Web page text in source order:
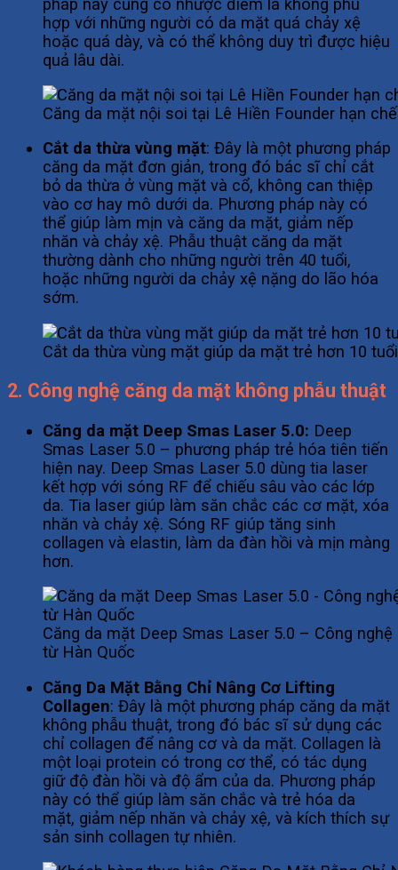
hợp với những người có da mặt quá chảy xệ
hoặc quá dày, và có thể không duy trì được hiệu
quả lâu dài.
Căng da mặt nội soi tại Lê Hiền Founder hạn
Cắt da thừa vùng mặt: Đây là một phương pháp
căng da mặt đơn giản, trong đó bác sĩ chỉ cắt
bỏ da thừa ở vùng mặt và cổ, không can thiệp
vào cơ hay mô dưới da. Phương pháp này có
thể giúp làm mịn và căng da mặt, giảm nếp
nhăn và chảy xệ. Phẫu thuật căng da mặt
thường dành cho những người trên 40 tuổi,
hoặc những người da chảy xệ nặng do lão hóa
sớm.
Cắt da thừa vùng mặt giúp da mặt trẻ hơn 10 tuổi
2. Công nghệ căng da mặt không phẫu thuật
Căng da mặt Deep Smas Laser 5.0: Deep
Smas Laser 5.0 – phương pháp trẻ hóa tiên tiến
hiện nay. Deep Smas Laser 5.0 dùng tia laser
kết hợp với sóng RF để chiếu sâu vào các lớp
da. Tia laser giúp làm săn chắc các cơ mặt, xóa
nhăn và chảy xệ. Sóng RF giúp tăng sinh
collagen và elastin, làm da đàn hồi và mịn màng
hơn.
Căng da mặt Deep Smas Laser 5.0 – Công
từ Hàn Quốc
Căng Da Mặt Bằng Chỉ Nâng Cơ Lifting
Collagen: Đây là một phương pháp căng da mặt
không phẫu thuật, trong đó bác sĩ sử dụng các
chỉ collagen để nâng cơ và da mặt. Collagen là
một loại protein có trong cơ thể, có tác dụng
giữ độ đàn hồi và độ ẩm của da. Phương pháp
này có thể giúp làm săn chắc và trẻ hóa da
mặt, giảm nếp nhăn và chảy xệ, và kích thích sự
sản sinh collagen tự nhiên.